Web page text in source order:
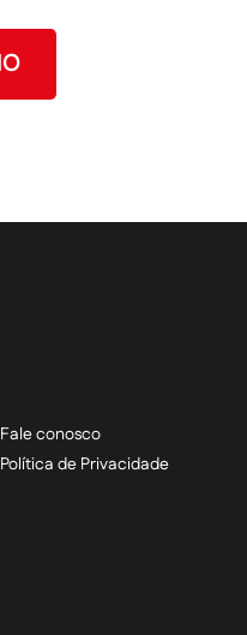
Fale conosco
Política de Privacidade